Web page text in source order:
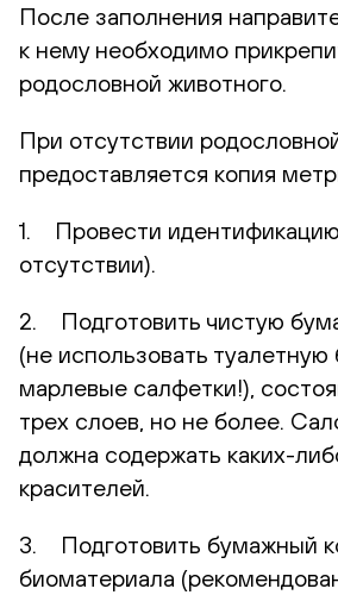
После заполнения
к нему необходимо
родословной животного.
При отсутствии
предоставляется копия
1. Провести
отсутствии).
2. Подготовить чистую
(не использовать туалетную
марлевые салфетки!),
трех слоев, но не более.
должна содержать каких-
красителей.
3. Подготовить бумажный
биоматериала